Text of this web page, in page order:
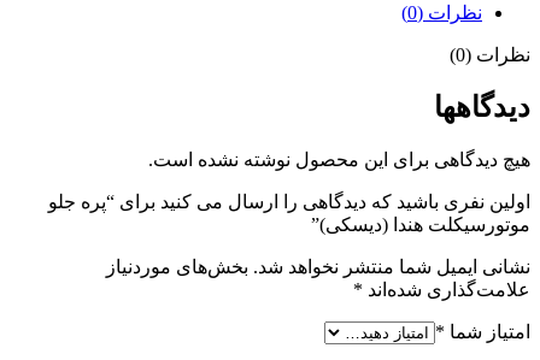
نظرات (0)
نظرات (0)
دیدگاهها
هیچ دیدگاهی برای این محصول نوشته نشده است.
اولین نفری باشید که دیدگاهی را ارسال می کنید برای “پره جلو
موتورسیکلت هندا (دیسکی)”
نشانی ایمیل شما منتشر نخواهد شد. بخش‌های موردنیاز
علامت‌گذاری شده‌اند *
امتیاز شما *